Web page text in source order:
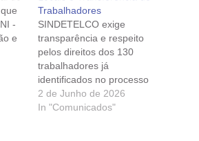
-
e
Trabalhadores
SINDETELCO exige
transparência e respeito
pelos direitos dos 130
trabalhadores já
identificados no processo
No âmbito do processo de
concentração geográfica da
2 de Junho de 2026
In "Comunicados"